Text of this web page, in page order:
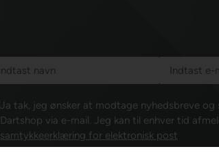
Ja tak, jeg ønsker at modtage nyhedsbreve
Dartshop via e-mail. Jeg kan til enhver tid
samtykkeerklæring for elektronisk post